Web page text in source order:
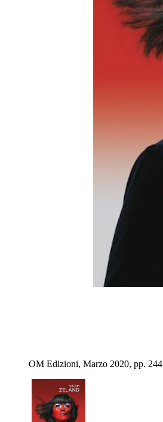
OM Edizioni, Marzo 2020, pp. 244